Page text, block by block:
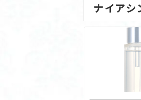
ナイア